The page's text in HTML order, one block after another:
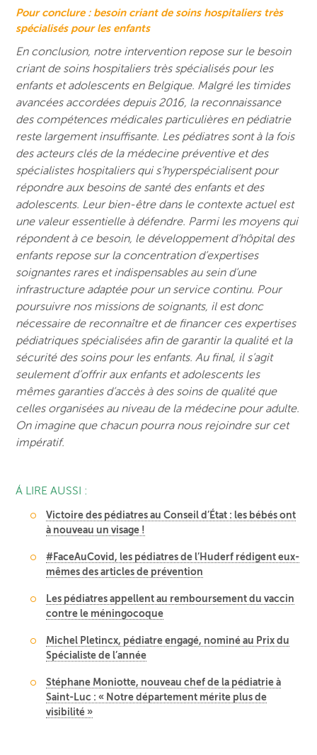
Pour conclure : besoin criant de soins hospitaliers très
spécialisés pour les enfants
En conclusion, notre intervention repose sur le besoin
criant de soins hospitaliers très spécialisés pour les
enfants et adolescents en Belgique. Malgré les timides
avancées accordées depuis 2016, la reconnaissance
des compétences médicales particulières en pédiatrie
reste largement insuffisante. Les pédiatres sont à la fois
des acteurs clés de la médecine préventive et des
spécialistes hospitaliers qui s’hyperspécialisent pour
répondre aux besoins de santé des enfants et des
adolescents. Leur bien-être dans le contexte actuel est
une valeur essentielle à défendre. Parmi les moyens qui
répondent à ce besoin, le développement d’hôpital des
enfants repose sur la concentration d’expertises
soignantes rares et indispensables au sein d’une
infrastructure adaptée pour un service continu. Pour
poursuivre nos missions de soignants, il est donc
nécessaire de reconnaître et de financer ces expertises
pédiatriques spécialisées afin de garantir la qualité et la
sécurité des soins pour les enfants. Au final, il s’agit
seulement d’offrir aux enfants et adolescents les
mêmes garanties d’accès à des soins de qualité que
celles organisées au niveau de la médecine pour adulte.
On imagine que chacun pourra nous rejoindre sur cet
impératif.
Á LIRE AUSSI :
Victoire des pédiatres au Conseil d’État : les bébés ont
à nouveau un visage !
#FaceAuCovid, les pédiatres de l’Huderf rédigent eux-
mêmes des articles de prévention
Les pédiatres appellent au remboursement du vaccin
contre le méningocoque
Michel Pletincx, pédiatre engagé, nominé au Prix du
Spécialiste de l’année
Stéphane Moniotte, nouveau chef de la pédiatrie à
Saint-Luc : « Notre département mérite plus de
visibilité »